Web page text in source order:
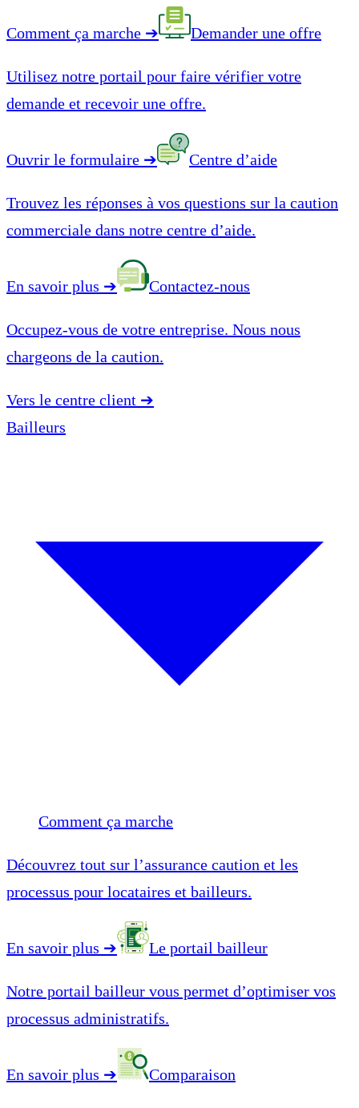
Comment ça marche ➔ Demander une offre
Utilisez notre portail pour faire vérifier votre
demande et recevoir une offre.
Ouvrir le formulaire ➔ Centre d’aide
Trouvez les réponses à vos questions sur la caution
commerciale dans notre centre d’aide.
En savoir plus ➔ Contactez-nous
Occupez-vous de votre entreprise. Nous nous
chargeons de la caution.
Vers le centre client ➔
Bailleurs
Comment ça marche
Découvrez tout sur l’assurance caution et les
processus pour locataires et bailleurs.
En savoir plus ➔ Le portail bailleur
Notre portail bailleur vous permet d’optimiser vos
processus administratifs.
En savoir plus ➔ Comparaison